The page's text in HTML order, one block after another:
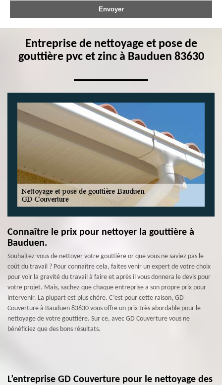
Entreprise de nettoyage et pose de
gouttière pvc et zinc à Bauduen 83630
Connaître le prix pour nettoyer la gouttière à
Bauduen.
Souhaitez-vous de nettoyer votre gouttière or que vous ne saviez pas le
coût du travail ? Pour connaître cela, faites venir un expert de votre choix
pour voir la gravité du travail à faire et après il vous donnera le devis pour
votre projet. Mais, sachez que chaque entreprise a son propre prix pour
intervenir. La plupart est plus chère. C’est pour cette raison, GD
Couverture à Bauduen 83630 vous offre un prix très abordable pour le
nettoyage de votre gouttière. Sur ce, avec GD Couverture vous ne
bénéficiez que des bons résultats.
L’entreprise GD Couverture pour le nettoyage des